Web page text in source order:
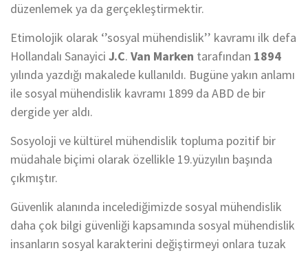
düzenlemek ya da gerçekleştirmektir.
Etimolojik olarak ‘’sosyal mühendislik’’ kavramı ilk defa
Hollandalı Sanayici J.C. Van Marken tarafından 1894
yılında yazdığı makalede kullanıldı. Bugüne yakın anlamı
ile sosyal mühendislik kavramı 1899 da ABD de bir
dergide yer aldı.
Sosyoloji ve kültürel mühendislik topluma pozitif bir
müdahale biçimi olarak özellikle 19.yüzyılın başında
çıkmıştır.
Güvenlik alanında incelediğimizde sosyal mühendislik
daha çok bilgi güvenliği kapsamında sosyal mühendislik
insanların sosyal karakterini değiştirmeyi onlara tuzak